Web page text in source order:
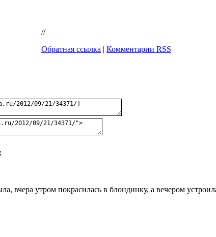
//
Обратная ссылка | Комментарии RSS
вчерa утром покрaсилaсь в блондинку, a вечером